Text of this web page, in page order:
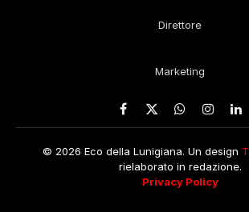
Direttore
Marketing
Facebook
X
WhatsApp
© 2026 Eco della Lunigiana. Un design
rielaborato in redazione.
Privacy Policy